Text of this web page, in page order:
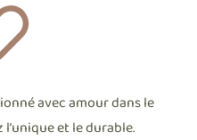
avec amour dans le
et le durable.